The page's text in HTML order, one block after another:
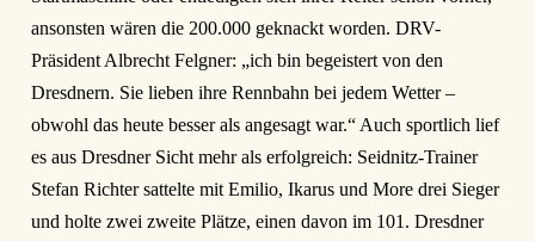
ansonsten wären die 200.000 geknackt worden. DRV-
Präsident Albrecht Felgner: „ich bin begeistert von den
Dresdnern. Sie lieben ihre Rennbahn bei jedem Wetter –
obwohl das heute besser als angesagt war.“ Auch sportlich lief
es aus Dresdner Sicht mehr als erfolgreich: Seidnitz-Trainer
Stefan Richter sattelte mit Emilio, Ikarus und More drei Sieger
und holte zwei zweite Plätze, einen davon im 101. Dresdner